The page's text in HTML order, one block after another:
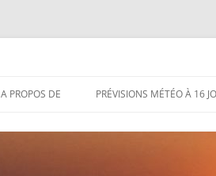
A PROPOS DE PRÉVISIONS MÉTÉO À 16